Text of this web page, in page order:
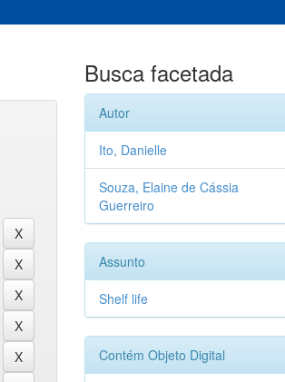
Busca facetada
Autor
Ito, Danielle
Souza, Elaine de Cássia
Guerreiro
Assunto
Shelf life
Contém Objeto Digital